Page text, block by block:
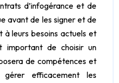
d’infogérance et de
avant de les signer et de
à leurs besoins actuels et
important de choisir un
de compétences et
efficacement les